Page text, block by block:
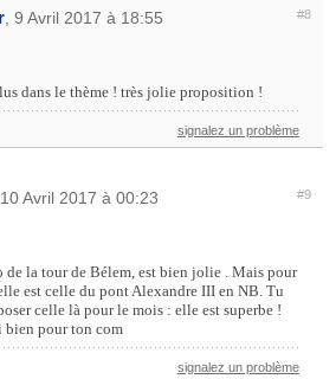
, 9 Avril 2017 à 18:55 #8
dans le thème ! très jolie proposition !
signalez un problème
, 10 Avril 2017 à 00:23 #9
de la tour de Bélem, est bien jolie . Mais pour
est celle du pont Alexandre III en NB. Tu
celle là pour le mois : elle est superbe !
bien pour ton com
signalez un problème